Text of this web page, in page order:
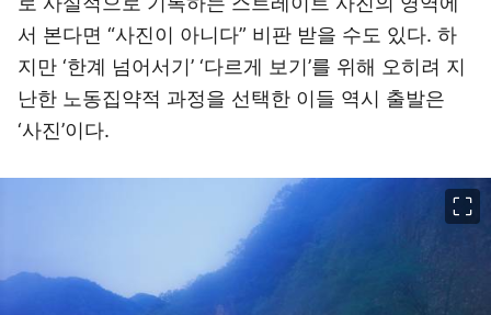
서 본다면 “사진이 아니다” 비판 받을 수도 있다. 하
지만 ‘한계 넘어서기’ ‘다르게 보기’를 위해 오히려 지
난한 노동집약적 과정을 선택한 이들 역시 출발은
‘사진’이다.